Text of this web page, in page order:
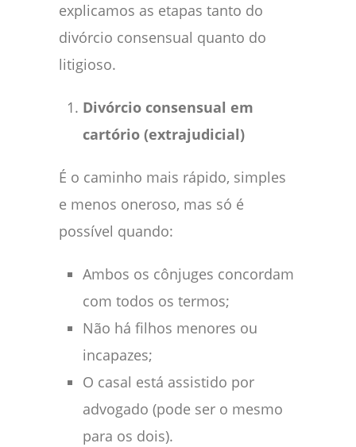
explicamos as etapas tanto do
divórcio consensual quanto do
litigioso.
Divórcio consensual em
cartório (extrajudicial)
É o caminho mais rápido, simples
e menos oneroso, mas só é
possível quando:
Ambos os cônjuges concordam
com todos os termos;
Não há filhos menores ou
incapazes;
O casal está assistido por
advogado (pode ser o mesmo
para os dois).